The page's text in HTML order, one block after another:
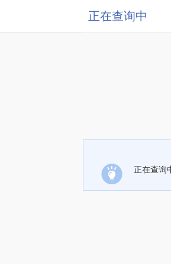
正在查询中
正在查询